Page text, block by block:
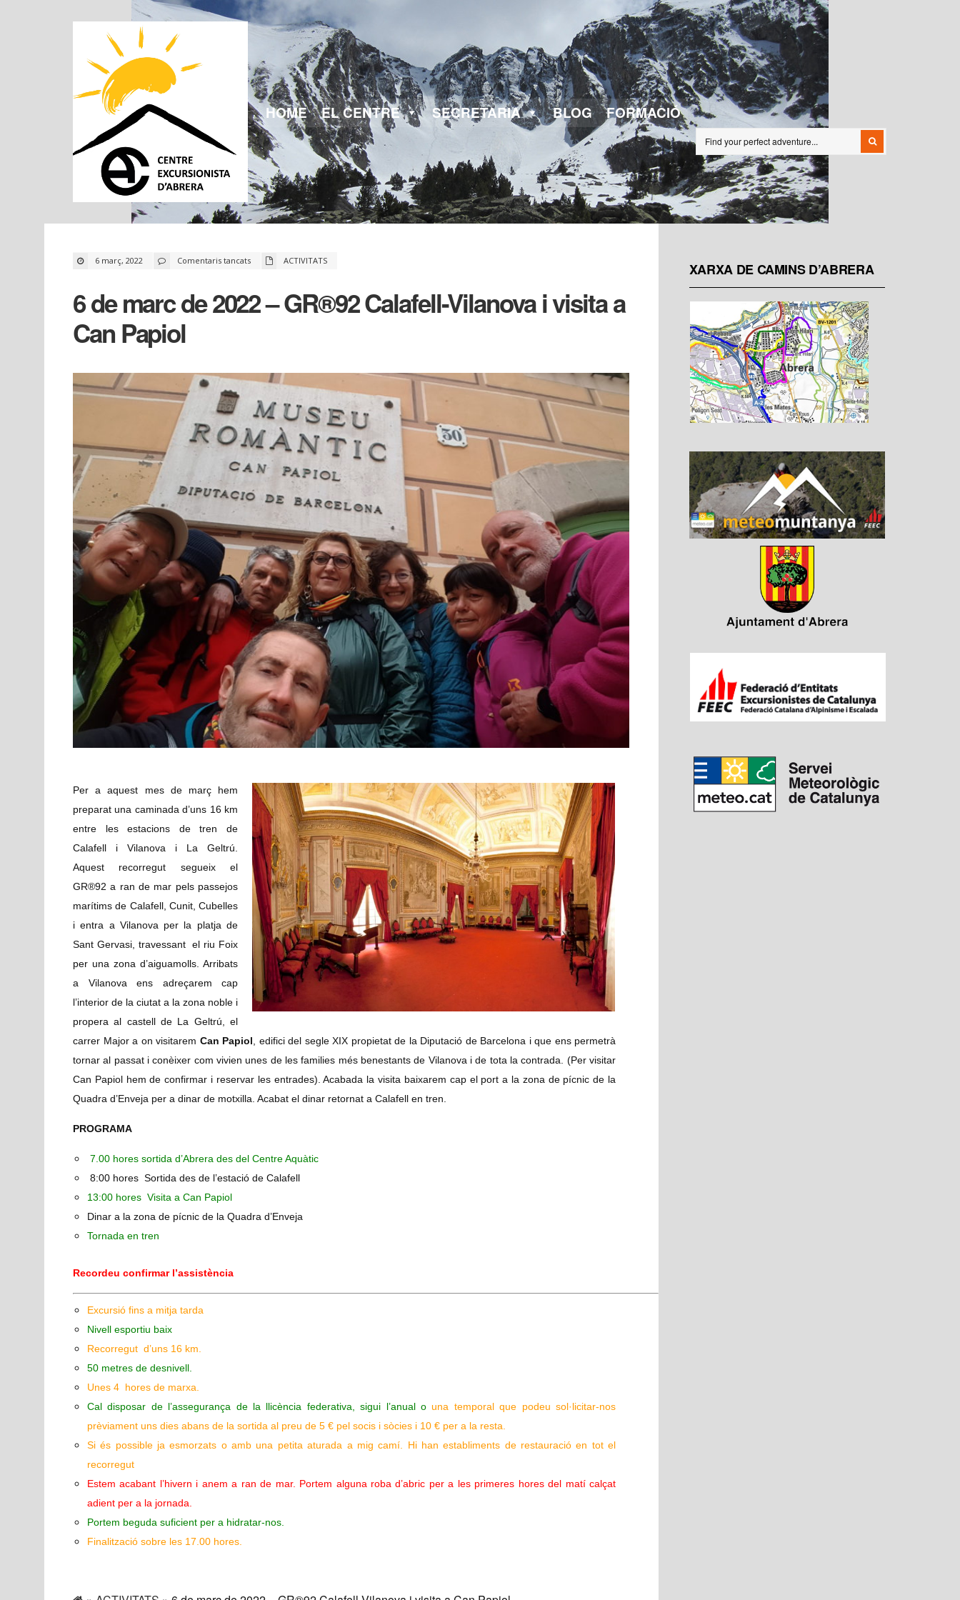
HOME EL CENTRE SECRETARIA BLOG FORMACIÓ
6 març, 2022 Comentaris tancatsa
2022
–
GR®92
ACTIVITATS
6 de marc de 2022 – GR®92 Calafell-Vilanova i visita a
Can Papiol
Per a aquest mes de març hem
preparat una caminada d’uns 16 km
entre les estacions de tren de
Calafell i Vilanova i La Geltrú.
Aquest recorregut segueix el
GR®92 a ran de mar pels passejos
marítims de Calafell, Cunit, Cubelles
i entra a Vilanova per la platja de
Sant Gervasi, travessant el riu Foix
per una zona d’aiguamolls. Arribats
a Vilanova ens adreçarem cap
l’interior de la ciutat a la zona noble i
propera al castell de La Geltrú, el
carrer Major a on visitarem Can Papiol , edifici del segle XIX propietat de la Diputació de Barcelona i que ens permetrà
tornar al passat i conèixer com vivien unes de les families més benestants de Vilanova i de tota la contrada. (Per visitar
Can Papiol hem de confirmar i reservar les entrades). Acabada la visita baixarem cap el port a la zona de pícnic de la
Quadra d’Enveja per a dinar de motxilla. Acabat el dinar retornat a Calafell en tren.
PROGRAMA
7.00 hores sortida d’Abrera des del Centre Aquàtic
8:00 hores Sortida des de l’estació de Calafell
13:00 hores Visita a Can Papiol
Dinar a la zona de pícnic de la Quadra d’Enveja
Tornada en tren
Recordeu confirmar l’assistència
Excursió fins a mitja tarda
Nivell esportiu baix
Recorregut d’uns 16 km.
50 metres de desnivell.
Unes 4 hores de marxa.
Cal disposar de l’assegurança de la llicència federativa, sigui l’anual ouna temporal que podeu sol·licitar-nos
prèviament uns dies abans de la sortida al preu de 5 € pel socis i sòcies i 10 € per a la resta.
Si és possible ja esmorzats o amb una petita aturada a mig camí. Hi han establiments de restauració en tot el
recorregut
Estem acabant l’hivern i anem a ran de mar. Portem alguna roba d’abric per a les primeres hores del matí calçat
adient per a la jornada.
Portem beguda suficient per a hidratar-nos.
Finalització sobre les 17.00 hores.
XARXA DE CAMINS D’ABRERA